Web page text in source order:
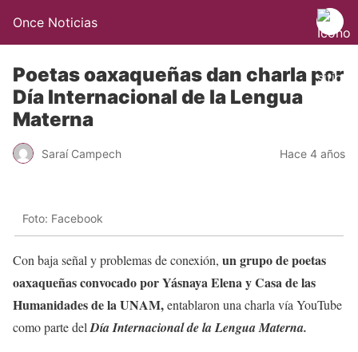
Once Noticias
Poetas oaxaqueñas dan charla por
Día Internacional de la Lengua
Materna
Saraí Campech Hace 4 años
Foto: Facebook
Con baja señal y problemas de conexión, un grupo de poetas
oaxaqueñas convocado por Yásnaya Elena y Casa de las
Humanidades de la UNAM,entablaron una charla vía YouTube
como parte del Día Internacional de la Lengua Materna.